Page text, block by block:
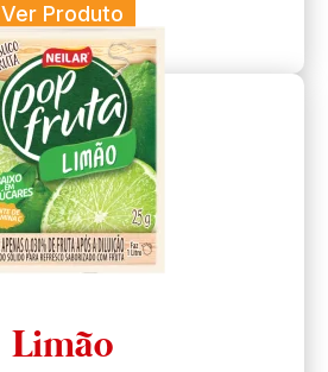
Ver Produto
Limão